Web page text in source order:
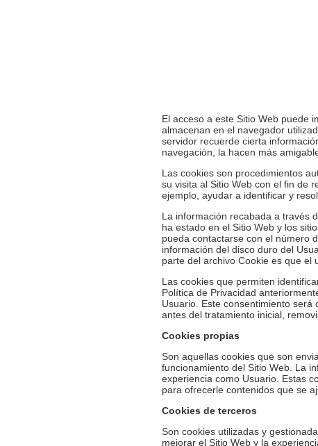
El acceso a este Sitio Web puede
almacenan en el navegador
servidor recuerde cierta
navegación, la hacen más
Las cookies son procedimientos
su visita al Sitio Web con el fin de
ejemplo, ayudar a identificar y
La información recabada a través
ha estado en el Sitio Web y los
pueda contactarse con el número
información del disco duro del
parte del archivo Cookie es que el
Las cookies que permiten
Política de Privacidad
Usuario. Este consentimiento será
antes del tratamiento inicial,
Cookies propias
Son aquellas cookies que son
funcionamiento del Sitio Web. La
experiencia como Usuario. Estas
para ofrecerle contenidos que se
Cookies de terceros
Son cookies utilizadas y
mejorar el Sitio Web y la